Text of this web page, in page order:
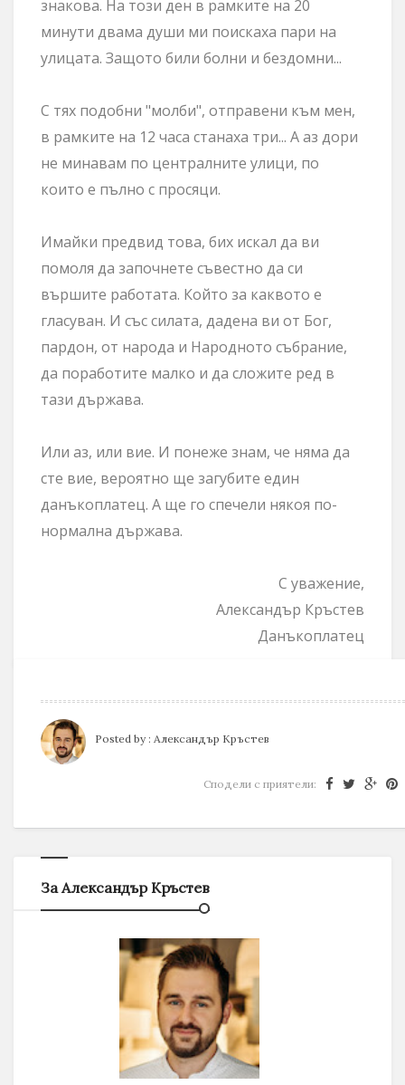
знакова. На този ден в рамките на 20
минути двама души ми поискаха пари на
улицата. Защото били болни и бездомни...
С тях подобни "молби", отправени към мен,
в рамките на 12 часа станаха три... А аз дори
не минавам по централните улици, по
които е пълно с просяци.
Имайки предвид това, бих искал да ви
помоля да започнете съвестно да си
вършите работата. Който за каквото е
гласуван. И със силата, дадена ви от Бог,
пардон, от народа и Народното събрание,
да поработите малко и да сложите ред в
тази държава.
Или аз, или вие. И понеже знам, че няма да
сте вие, вероятно ще загубите един
данъкоплатец. А ще го спечели някоя по-
нормална държава.
С уважение,
Александър Кръстев
Данъкоплатец
Posted by : Александър Кръстев
Сподели с приятели:
За Александър Кръстев